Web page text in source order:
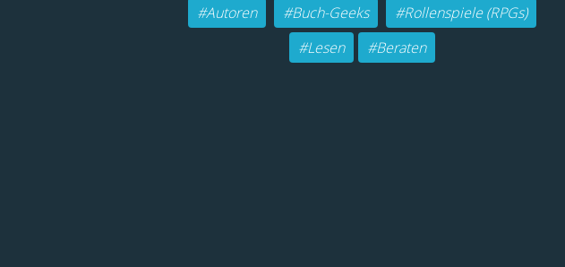
#Autoren
#Buch-Geeks
#Rollenspiele (RPGs)
#Lesen
#Beraten